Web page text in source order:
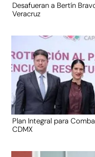
Desafueran a Bertín
Veracruz
Plan Integral para
CDMX